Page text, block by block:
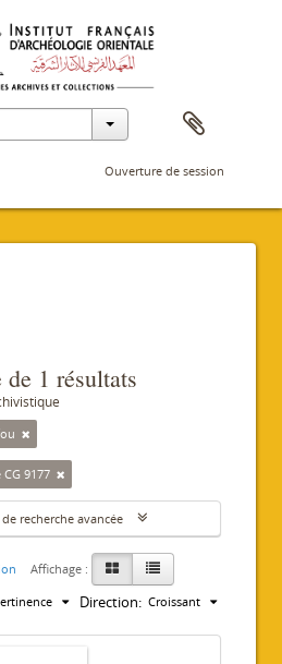
Ouverture de session
1 résultats
9177
recherche avancée
Affichage :
Direction: Croissant